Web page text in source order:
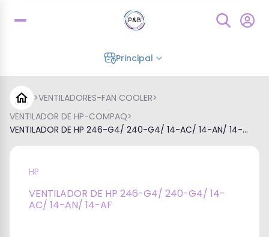
Principal
>VENTILADORES-FAN COOLER>
VENTILADOR DE HP-COMPAQ>
VENTILADOR DE HP 246-G4/ 240-G4/ 14-AC/ 14-AN/ 14-...
HP
VENTILADOR DE HP 246-G4/ 240-G4/ 14-
AC/ 14-AN/ 14-AF